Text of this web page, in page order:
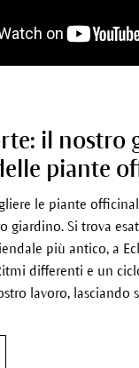
il nostro
piante
le piante
giardino. Si trova
più antico, a
differenti e un
lavoro, lasciando